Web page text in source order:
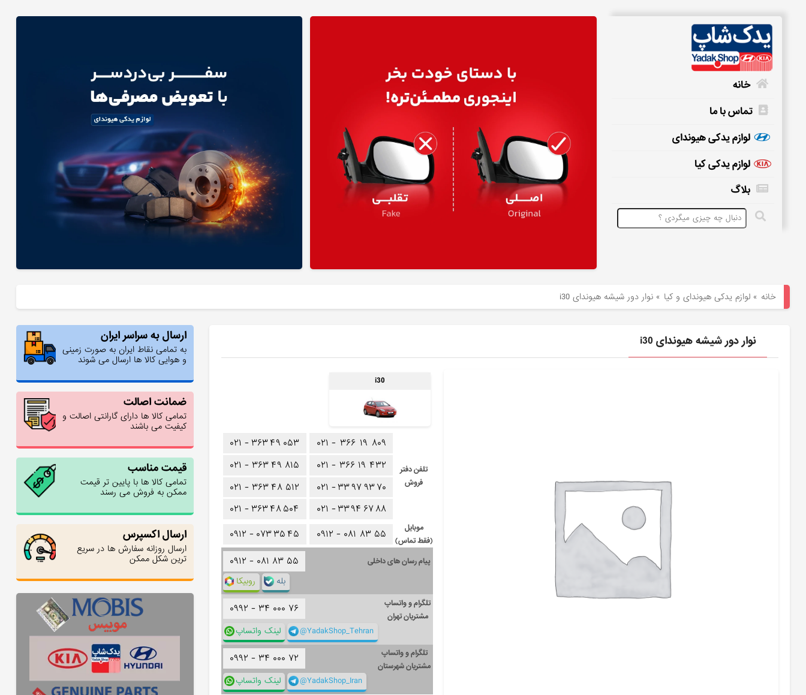
لوازم
خانه
تماس با ما
لوازم یدکی هیوندای
لوازم یدکی کیا
بلاگ
خانه »لوازم یدکی هیوندای و کیا »نوار دور شیشه هیوندای i30
ارسال به سراسر ایران
به تمامی نقاط ایران به صورت زمینی
و هوایی کالا ها ارسال می شوند
ضمانت اصالت
تمامی کالا ها دارای گارانتی اصالت و
کیفیت می باشند
قیمت مناسب
تمامی کالا ها با پایین تر قیمت
ممکن به فروش می رسند
ارسال اکسپرس
ارسال روزانه سفارش ها در سریع
ترین شکل ممکن
نوار دور شیشه هیوندای i30
i30
تلفن دفتر
فروش
۰۲۱ - ۳۶۶ ۱۹ ۸۰۹
۰۲۱ - ۳۶۶ ۱۹ ۴۳۲
۰۲۱ -۳۳۹۷۹۳۷۰
۰۲۱ -۳۳۹۴ ۶۷۸۸
۰۲۱ - ۳۶۳۴۹ ۰۵۳
۰۲۱ - ۳۶۳ ۴۹ ۸۱۵
۰۲۱ - ۳۶۳ ۴۸ ۵۱۲
۰۲۱ - ۳۶۳۴۸۵۰۴
موبایل
(فقط تماس)
۰۹۱۲ - ۰۸۱ ۸۳ ۵۵ ۰۹۱۲ - ۰۷۳۳۵ ۴۵
پیام رسان های داخلی ۰۹۱۲ - ۰۸۱ ۸۳ ۵۵
روبیکا بله
تلگرام و واتساپ
مشتریان تهران
۰۹۹۲ - ۳۴ ۰۰۰ ۷۶
لینک واتساپ @YadakShop_Tehran
تلگرام و واتساپ
مشتریان شهرستان
۰۹۹۲ - ۳۴ ۰۰۰ ۷۲
لینک واتساپ @YadakShop_Iran